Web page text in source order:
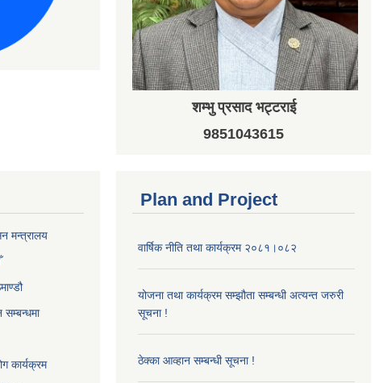
शम्भु प्रसाद भट्टराई
9851043615
मन्त्रालय
सम्बन्धमा
कार्यक्रम
Plan and Project
वार्षिक नीति तथा कार्यक्रम २०८१।०८२
योजना तथा कार्यक्रम सम्झौता सम्बन्धी अत्यन्त जरुरी
सूचना !
ठेक्का आव्हान सम्बन्धी सूचना !